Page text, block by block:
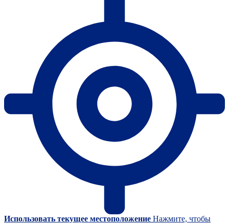
Использовать текущее местоположение Нажмите, чтобы